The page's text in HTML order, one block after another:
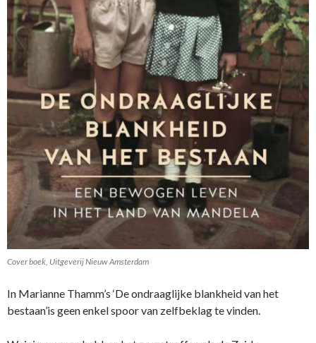
Cover boek, Uitgeverij Nieuw Amsterdam
In Marianne Thamm’s ‘De ondraaglijke blankheid van het
bestaan’is geen enkel spoor van zelfbeklag te vinden.